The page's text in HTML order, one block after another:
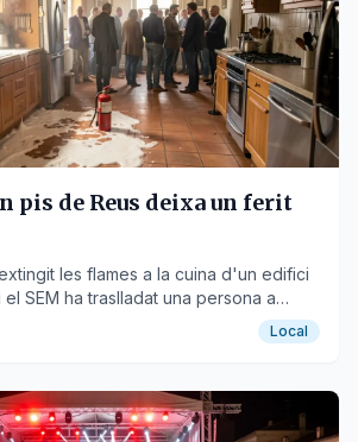
pis de Reus deixa un ferit
les flames a la cuina d'un edifici
SEM ha traslladat una persona a
Local